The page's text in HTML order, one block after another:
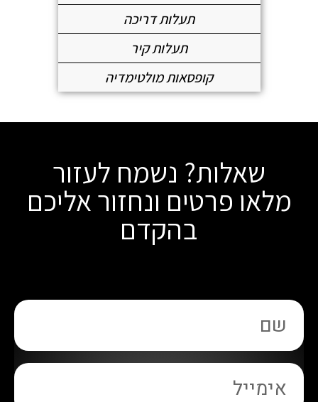
תעלות דריכה
תעלות קיר
קופסאות מולטימדיה
שאלות? נשמח לעזור
מלאו פרטים ונחזור אליכם
בהקדם